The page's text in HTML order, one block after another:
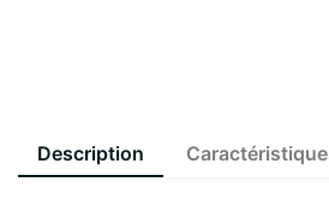
Description